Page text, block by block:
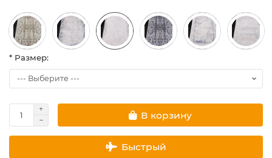
* Размер:
В корзину
Быстрый